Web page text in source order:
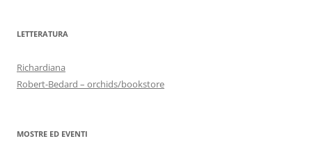
LETTERATURA
Richardiana
Robert-Bedard – orchids/bookstore
MOSTRE ED EVENTI